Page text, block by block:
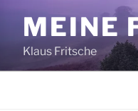
Inhalt
springenMEINE
Klaus Fritsche